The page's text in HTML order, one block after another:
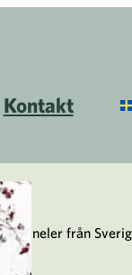
Kontakt
från